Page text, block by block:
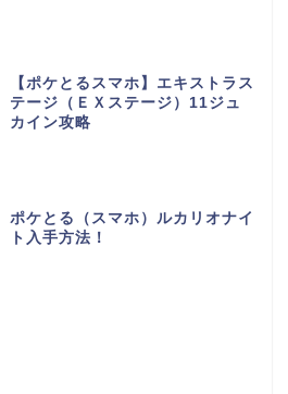
【ポケとるスマホ】エキストラス
テージ（ＥＸステージ）11ジュ
カイン攻略
ポケとる（スマホ）ルカリオナイ
ト入手方法！